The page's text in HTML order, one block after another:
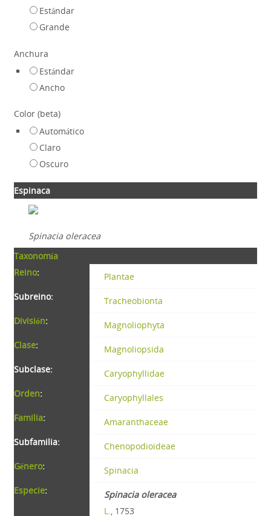
Estándar
Grande
Anchura
Estándar
Ancho
Color (beta)
Automático
Claro
Oscuro
Espinaca
Spinacia oleracea
Taxonomía
Reino:
Plantae
Subreino:
Tracheobionta
División:
Magnoliophyta
Clase:
Magnoliopsida
Subclase:
Caryophyllidae
Orden:
Caryophyllales
Familia:
Amaranthaceae
Subfamilia:
Chenopodioideae
Género:
Spinacia
Especie:
Spinacia oleracea
L.
, 1753